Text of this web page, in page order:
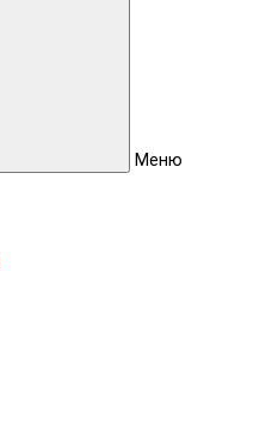
Меню